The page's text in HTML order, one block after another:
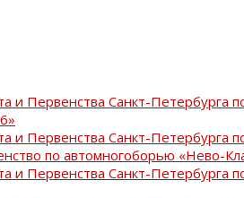
и Первенства Санкт-Петербурга
и Первенства Санкт-Петербурга
по автомногоборью «Нево-
и Первенства Санкт-Петербурга